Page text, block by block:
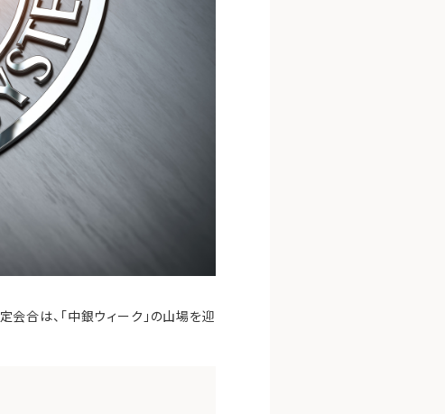
合は、「中銀ウィーク」の山場を迎